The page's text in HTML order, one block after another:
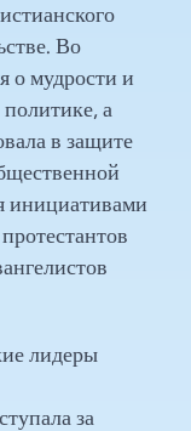
Во
о мудрости и
а
в защите
инициативами
лидеры
за